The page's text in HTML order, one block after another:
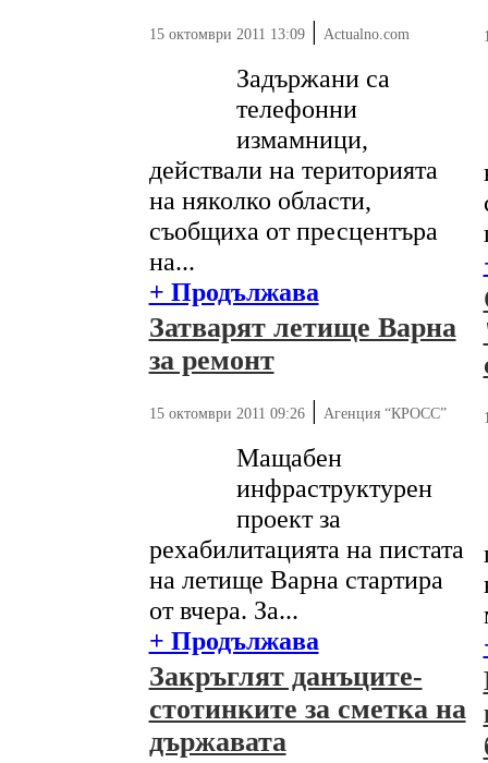
15 октомври 2011 13:09| Actualno.com
Задържани са
телефонни
измамници,
действали на територията
на няколко области,
съобщиха от пресцентъра
на...
+ Продължава
Затварят летище Варна
за ремонт
15 октомври 2011 09:26| Агенция “КРОСС”
Мащабен
инфраструктурен
проект за
рехабилитацията на пистата
на летище Варна стартира
от вчера. За...
+ Продължава
Закръглят данъците-
стотинките за сметка на
държавата